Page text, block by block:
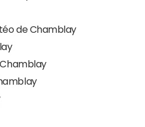
de Chamblay